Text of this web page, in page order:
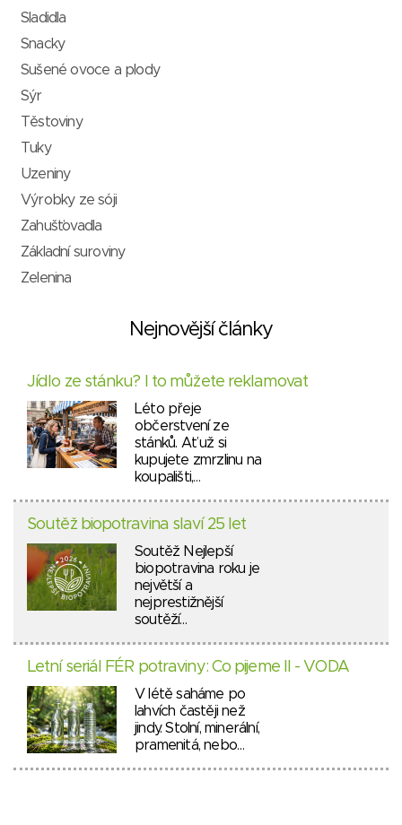
Sladidla
Snacky
Sušené ovoce a plody
Sýr
Těstoviny
Tuky
Uzeniny
Výrobky ze sóji
Zahušťovadla
Základní suroviny
Zelenina
Nejnovější články
Jídlo ze stánku? I to můžete reklamovat
Léto přeje
občerstvení ze
stánků. Ať už si
kupujete zmrzlinu na
koupališti,…
Soutěž biopotravina slaví 25 let
Soutěž Nejlepší
biopotravina roku je
největší a
nejprestižnější
soutěží…
Letní seriál FÉR potraviny: Co pijeme II - VODA
V létě saháme po
lahvích častěji než
jindy. Stolní, minerální,
pramenitá, nebo…